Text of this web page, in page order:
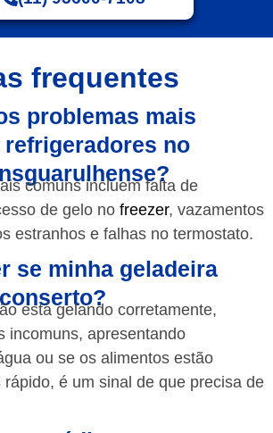
frequentes
problemas mais
refrigeradores no
comuns incluem falta de
de gelo no freezer, vazamentos
estranhos e falhas no termostato.
se minha geladeira
está gelando corretamente,
incomuns, apresentando
ou se os alimentos estão
é um sinal de que precisa de